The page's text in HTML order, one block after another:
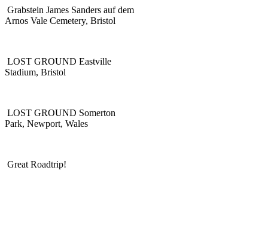
Grabstein James Sanders auf dem
Arnos Vale Cemetery, Bristol
LOST GROUND Eastville
Stadium, Bristol
LOST GROUND Somerton
Park, Newport, Wales
Great Roadtrip!